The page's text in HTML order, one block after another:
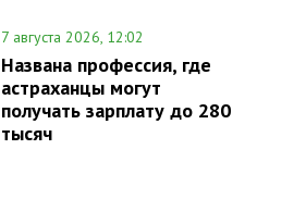
7 августа 2026, 12:02
Названа профессия, где
астраханцы могут
получать зарплату до 280
тысяч